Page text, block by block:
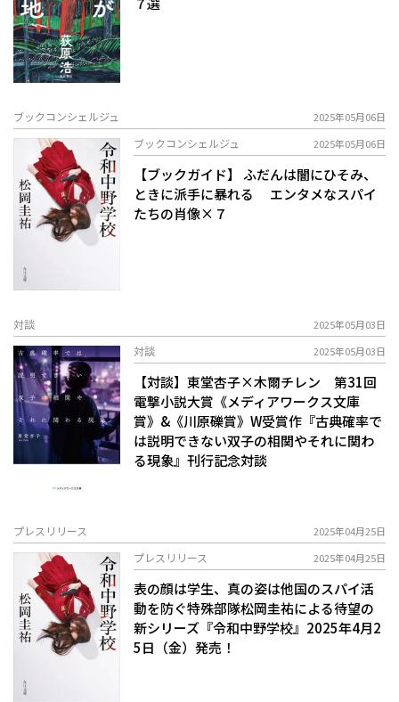
ブックコンシェルジュ 2025年05月06日
ブックコンシェルジュ 2025年05月06日
【ブックガイド】 ふだんは闇にひそみ、
ときに派手に暴れる エンタメなスパイ
たちの肖像×７
対談 2025年05月03日
対談 2025年05月03日
【対談】東堂杏子×木爾チレン 第31回
電撃小説大賞《メディアワークス文庫
賞》&《川原礫賞》W受賞作『古典確率で
は説明できない双子の相関やそれに関わ
る現象』刊行記念対談
プレスリリース 2025年04月25日
プレスリリース 2025年04月25日
表の顔は学生、真の姿は他国のスパイ活
動を防ぐ特殊部隊――松岡圭祐による待望の
新シリーズ『令和中野学校』2025年4月2
5日（金）発売！